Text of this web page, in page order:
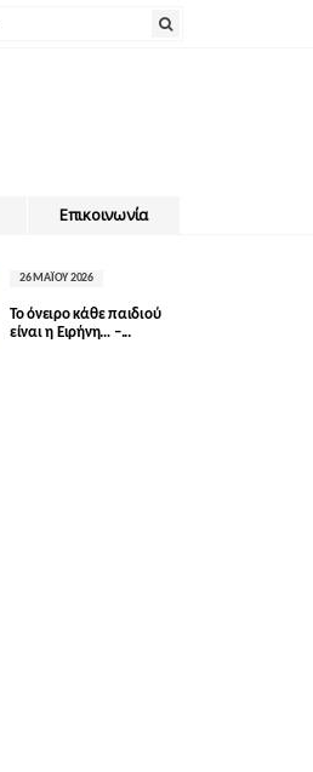
Επικοινωνία
26 ΜΑΪ́ΟΥ 2026
Το όνειρο κάθε παιδιού
είναι η Ειρήνη… –...